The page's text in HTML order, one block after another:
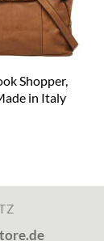
Shopper,
in Italy